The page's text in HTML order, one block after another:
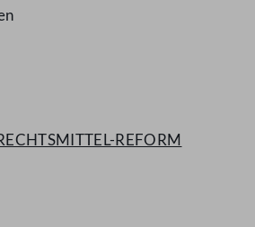
REFORM